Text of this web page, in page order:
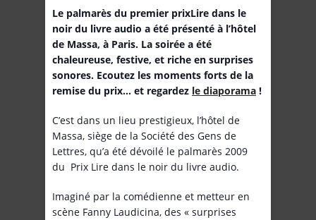
Le palmarès du premier prixLire dans le
noir du livre audio a été présenté à l’hôtel
de Massa, à Paris. La soirée a été
chaleureuse, festive, et riche en surprises
sonores. Ecoutez les moments forts de la
remise du prix… et regardez le diaporama !
C’est dans un lieu prestigieux, l’hôtel de
Massa, siège de la Société des Gens de
Lettres, qu’a été dévoilé le palmarès 2009
du Prix Lire dans le noir du livre audio.
Imaginé par la comédienne et metteur en
scène Fanny Laudicina, des « surprises